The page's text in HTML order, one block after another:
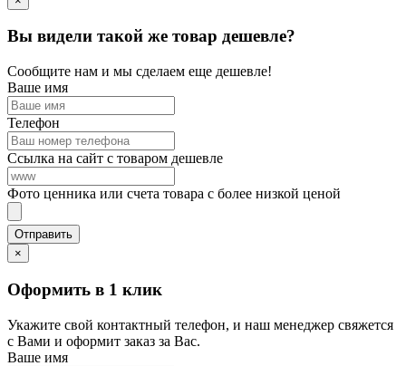
Вы видели такой же товар дешевле?
Сообщите нам и мы сделаем еще дешевле!
Ваше имя
Телефон
Ссылка на сайт с товаром дешевле
Фото ценника или счета товара с более низкой ценой
×
Оформить в 1 клик
Укажите свой контактный телефон, и наш менеджер свяжется
с Вами и оформит заказ за Вас.
Ваше имя